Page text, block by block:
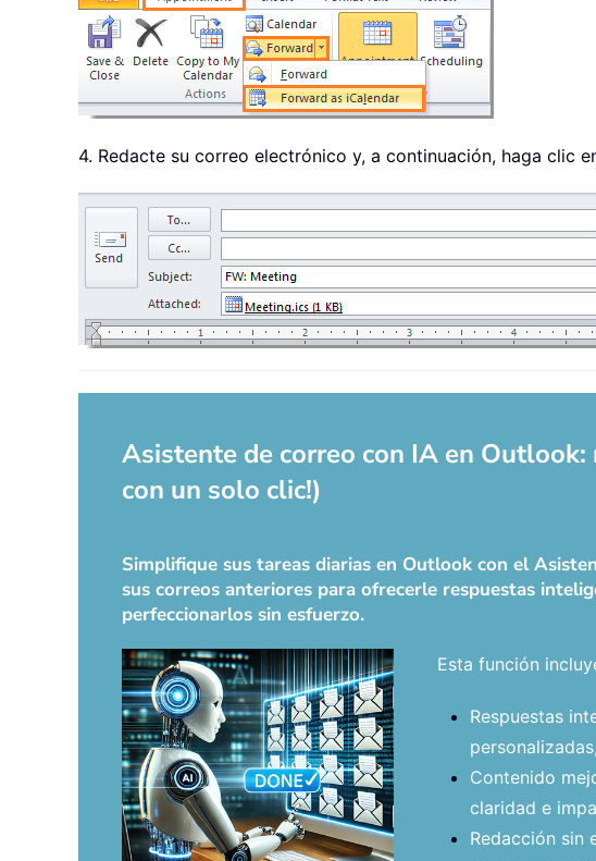
4. Redacte su correo electrónico y, a continuación, haga clic
Asistente de correo con IA en
con un solo clic!)
Simplifique sus tareas diarias en Outlook con el
sus correos anteriores para ofrecerle respuestas
perfeccionarlos sin esfuerzo.
Esta función
Respuestas
Contenido
claridad e
Redacción sin